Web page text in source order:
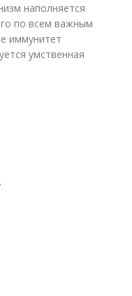
наполняется
по всем важным
иммунитет
умственная